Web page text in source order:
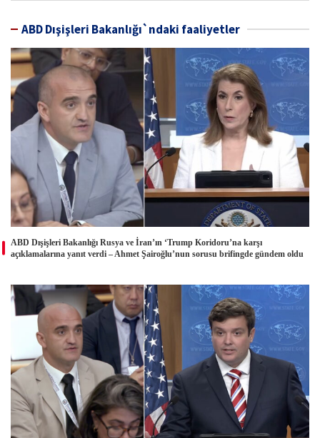
ABD Dışişleri Bakanlığı`ndaki faaliyetler
ABD Dışişleri Bakanlığı Rusya ve İran’ın ‘Trump Koridoru’na karşı
açıklamalarına yanıt verdi – Ahmet Şairoğlu’nun sorusu brifingde gündem oldu